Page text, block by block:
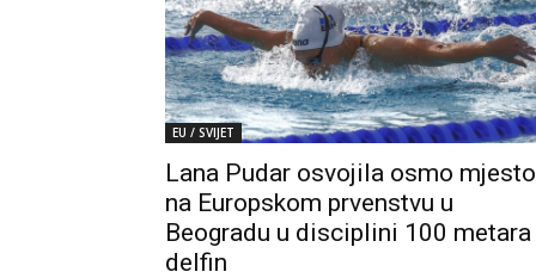
EU / SVIJET
Lana Pudar osvojila osmo mjesto
na Europskom prvenstvu u
Beogradu u disciplini 100 metara
delfin